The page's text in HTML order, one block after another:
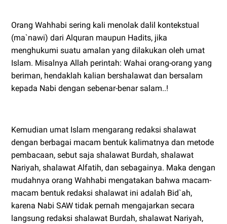
Orang Wahhabi sering kali menolak dalil kontekstual
(ma`nawi) dari Alquran maupun Hadits, jika
menghukumi suatu amalan yang dilakukan oleh umat
Islam. Misalnya Allah perintah: Wahai orang-orang yang
beriman, hendaklah kalian bershalawat dan bersalam
kepada Nabi dengan sebenar-benar salam..!
Kemudian umat Islam mengarang redaksi shalawat
dengan berbagai macam bentuk kalimatnya dan metode
pembacaan, sebut saja shalawat Burdah, shalawat
Nariyah, shalawat Alfatih, dan sebagainya. Maka dengan
mudahnya orang Wahhabi mengatakan bahwa macam-
macam bentuk redaksi shalawat ini adalah Bid`ah,
karena Nabi SAW tidak pernah mengajarkan secara
langsung redaksi shalawat Burdah, shalawat Nariyah,